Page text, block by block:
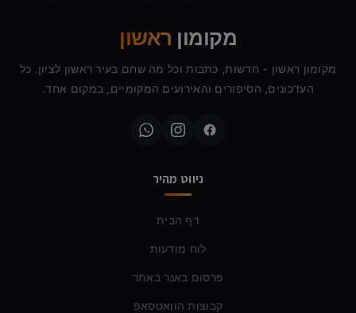
מקומון ראשון
מקומון ראשון - חדשות, כתבות וכל מה שחם בעיר ראשון לציון. כל
העדכונים, הסיפורים והאירועים המקומיים, במקום אחד.
ניווט מהיר
דף הבית
לוח מודעות
פרסום באנר באתר
קבוצות הוואטסאפ